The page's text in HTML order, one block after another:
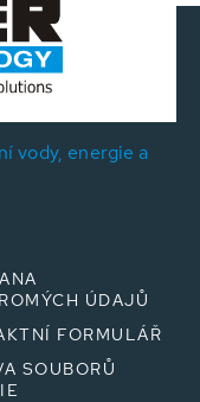
vody, energie a
ÚDAJŮ
FORMULÁŘ
SOUBORŮ